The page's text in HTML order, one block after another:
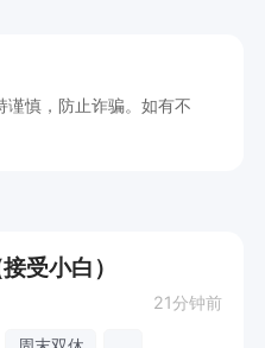
谨慎，防止诈骗。如有不
受小白）
21分钟前